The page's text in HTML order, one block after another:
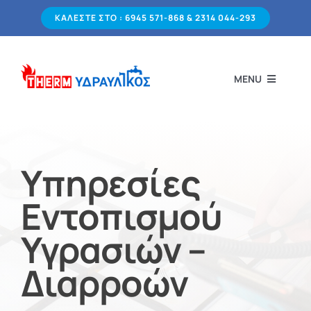
Μετάβαση
KΑΛΕΣΤΕ ΣΤΟ : 6945 571-868 & 2314 044-293
MENU
ΥΠΗΡΕΣΙΕΣ
ΠΟΙΟΙ ΕΙΜΑΣΤΕ
ΧΑΡΤΟΦΥΛΑΚΙΟ
Υπηρεσίες
Εντοπισμού
Υγρασιών –
Διαρροών